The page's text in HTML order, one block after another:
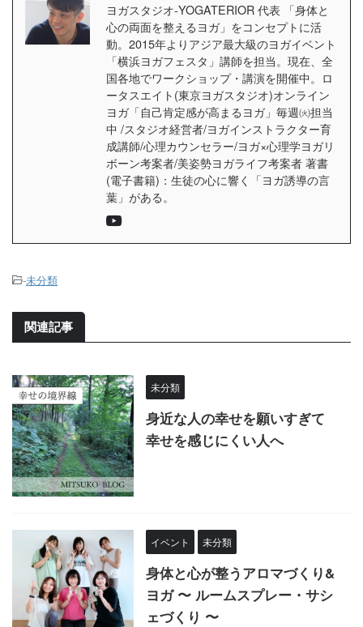
ヨガスタジオ-YOGATERIOR 代表 「身体と
心の両面を整えるヨガ」をコンセプトに活
動。2015年よりアジア最大級のヨガイベント
「横浜ヨガフェスタ」講師を担当。現在、全
国各地でワークショップ・講演を開催中。ロ
ータスエイト(東京ヨガスタジオ)オンライン
ヨガ「自己肯定感が高まるヨガ」毎週㈫担当
中 /スタジオ経営者/ヨガインストラクター育
成講師/心理カウンセラー/ヨガ×心理学ヨガリ
ボーン考案者/美姿勢ヨガライフ考案者 著書
(電子書籍)：生徒の心に響く「ヨガ誘導の言
葉」がある。
-未分類
関連記事
未分類
身近な人の幸せを願いすぎて
幸せを感じにくい人へ
イベント 未分類
身体と心が整うアロマづくり&
ヨガ 〜 ルームスプレー・サシ
ェづくり 〜